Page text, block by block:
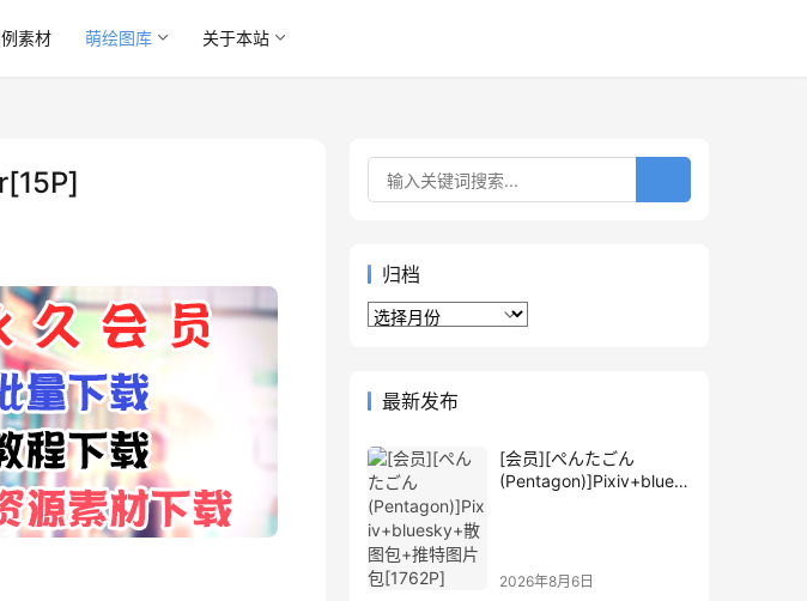
素材 萌绘图库 关于本站
归档
归
最新发布
[会员][ぺんたごん
(Pentagon)]Pixiv+blues
2026年8月6日